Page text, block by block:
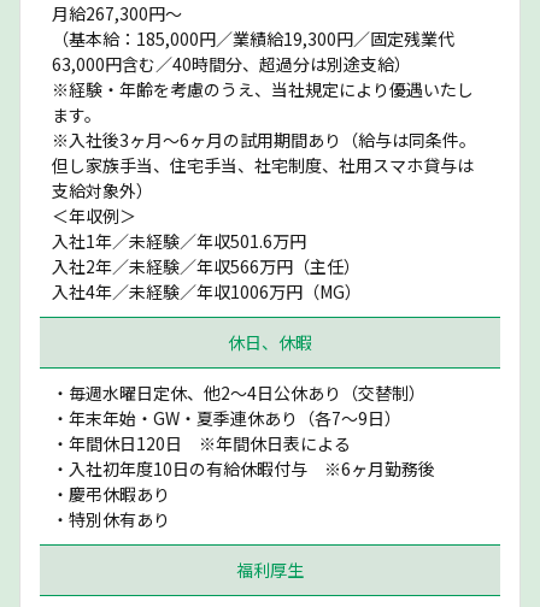
月給267,300円～
（基本給：185,000円／業績給19,300円／固定残業代
63,000円含む／40時間分、超過分は別途支給）
※経験・年齢を考慮のうえ、当社規定により優遇いたし
ます。
※入社後3ヶ月〜6ヶ月の試用期間あり（給与は同条件。
但し家族手当、住宅手当、社宅制度、社用スマホ貸与は
支給対象外）
＜年収例＞
入社1年／未経験／年収501.6万円
入社2年／未経験／年収566万円（主任）
入社4年／未経験／年収1006万円（MG）
休日、休暇
・毎週水曜日定休、他2〜4日公休あり（交替制）
・年末年始・GW・夏季連休あり（各7〜9日）
・年間休日120日 ※年間休日表による
・入社初年度10日の有給休暇付与 ※6ヶ月勤務後
・慶弔休暇あり
・特別休有あり
福利厚生